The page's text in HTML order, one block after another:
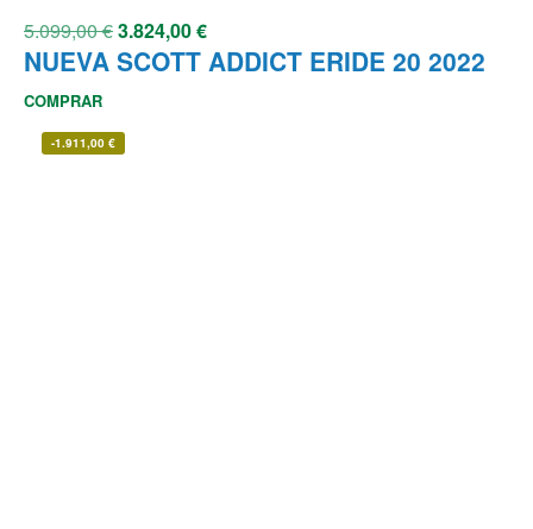
5.099,00€3.824,00€
NUEVA SCOTT ADDICT ERIDE 20 2022
COMPRAR
-1.911,00 €